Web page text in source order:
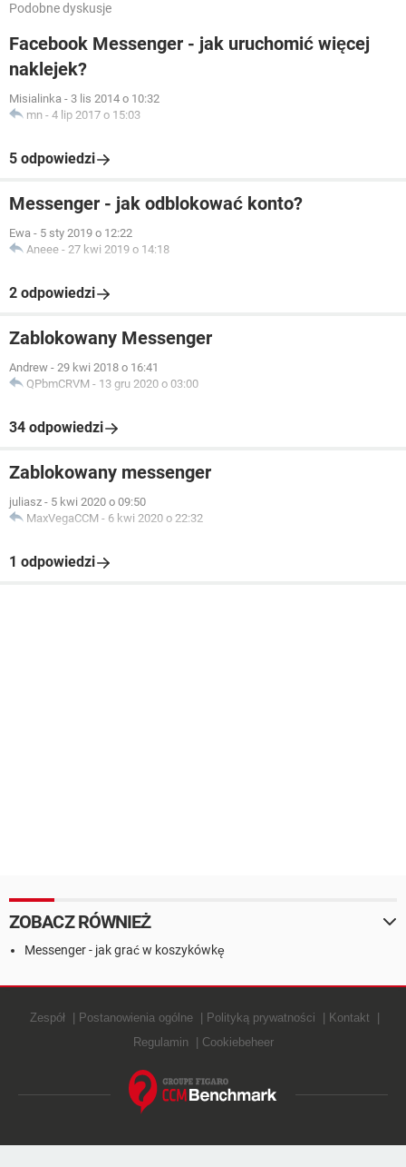
Podobne dyskusje
Facebook Messenger - jak uruchomić więcej
naklejek?
Misialinka - 3 lis 2014 o 10:32
mn - 4 lip 2017 o 15:03
5 odpowiedzi
Messenger - jak odblokować konto?
Ewa - 5 sty 2019 o 12:22
Aneee - 27 kwi 2019 o 14:18
2 odpowiedzi
Zablokowany Messenger
Andrew - 29 kwi 2018 o 16:41
QPbmCRVM - 13 gru 2020 o 03:00
34 odpowiedzi
Zablokowany messenger
juliasz - 5 kwi 2020 o 09:50
MaxVegaCCM - 6 kwi 2020 o 22:32
1 odpowiedzi
ZOBACZ RÓWNIEŻ
Messenger - jak grać w koszykówkę
Zespół Postanowienia ogólne Polityką prywatności
Kontakt
Regulamin
Cookiebeheer